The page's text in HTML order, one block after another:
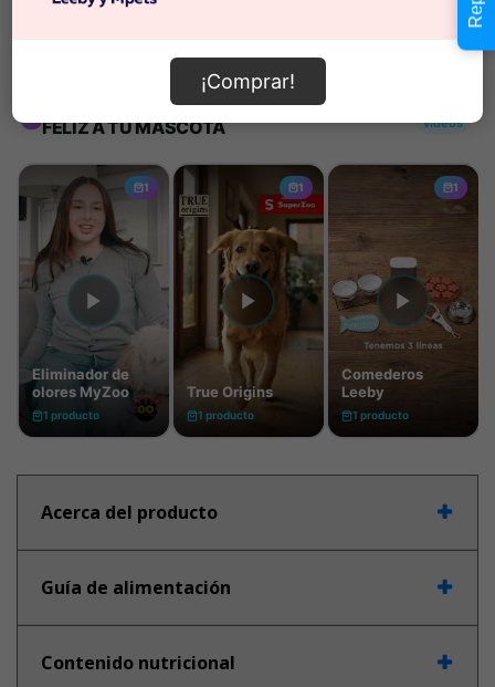
Información de envío
Acerca del producto
Guía de alimentación
Contenido nutricional
¡Comprar!